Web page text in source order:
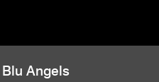
Blu Angels